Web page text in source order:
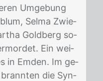
Um­ge­bung
Sel­ma Zwie­
Gold­berg so­
Ein wei­
in Em­den. Im ge­
die Syn­